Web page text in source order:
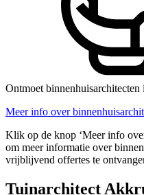
Ontmoet
Meer info over
Klik op de knop ‘Meer info
om meer informatie over
vrijblijvend offertes te
Tuinarchitect